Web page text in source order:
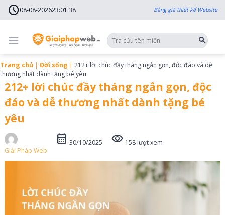
contentschedule08-08-202623:01 :40 Bảng giá thiết kế Website
Trang chủ | Đời sống | 212+ lời chúc đầy tháng ngắn gọn, độc đáo và dễ
thương nhất dành tặng bé yêu
212+ lời chúc đầy tháng ngắn gọn, độc
đáo và dễ thương nhất dành tặng bé
yêu
Giải Pháp Web
calendar_month 30/10/2025 visibility 158 lượt xem